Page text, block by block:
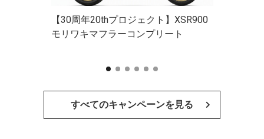
【30周年20thプロジェクト】XSR900
モリワキマフラーコンプリート
すべてのキャンペーンを見る